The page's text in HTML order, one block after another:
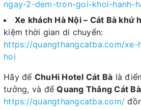
ngay-2-dem-tron-goi-khoi-hanh-
Xe khách Hà Nội – Cát Bà khứ
kiệm thời gian di chuyển:
https://quangthangcatba.com/
hoi
Hãy để ChuHi Hotel Cát Bà là
tưởng, và đểQuang Thắng Cát Bà
https://quangthangcatba.com/